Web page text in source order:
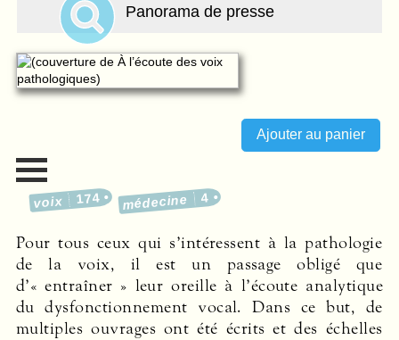
Panorama de presse
voix 174 médecine 4
Pour tous ceux qui s’intéressent à la pathologie
de la voix, il est un passage obligé que
d’« entraîner » leur oreille à l’écoute analytique
du dysfonctionnement vocal. Dans ce but, de
multiples ouvrages ont été écrits et des échelles